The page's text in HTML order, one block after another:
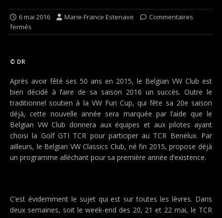
6 mai 2016 Marie-France Estenave
Commentaires
fermés
© DR
Après avoir fêté ses 50 ans en 2015, le Belgian VW Club est
bien décidé à faire de sa saison 2016 un succès. Outre le
traditionnel soutien à la VW Fun Cup, qui fête sa 20e saison
déjà, cette nouvelle année sera marquée par l’aide que le
Belgian VW Club donnera aux équipes et aux pilotes ayant
choisi la Golf GTI TCR pour participer au TCR Benelux. Par
ailleurs, le Belgian VW Classics Club, né fin 2015, propose déjà
un programme alléchant pour sa première année d’existence.
C’est évidemment le sujet qui est sur toutes les lèvres. Dans
deux semaines, soit le week-end des 20, 21 et 22 mai, le TCR